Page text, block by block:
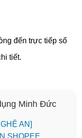
đến trực tiếp số
tiết.
Minh Đức
AN]
SHOPEE